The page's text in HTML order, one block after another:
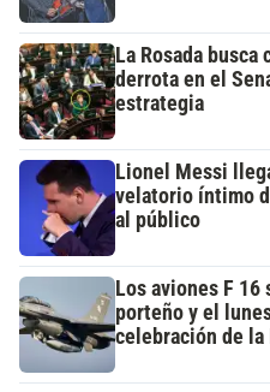
La Rosada
derrota en el
estrategia
Lionel Messi
velatorio íntimo
al público
Los aviones F
porteño y el
celebración de la